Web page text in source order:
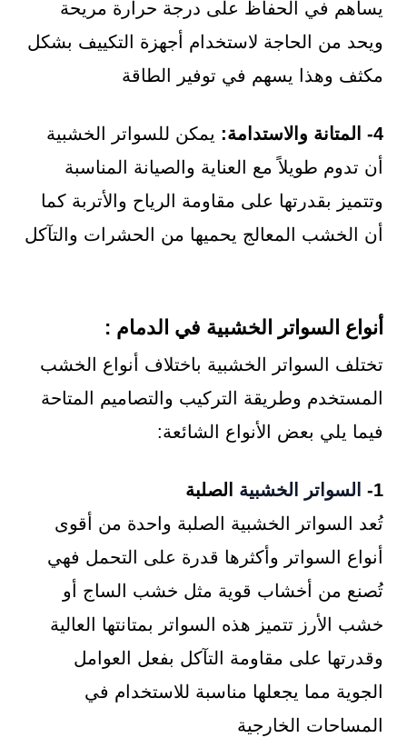
يساهم في الحفاظ على درجة حرارة مريحة
ويحد من الحاجة لاستخدام أجهزة التكييف بشكل
مكثف وهذا يسهم في توفير الطاقة
4- المتانة والاستدامة:
يمكن للسواتر الخشبية
أن تدوم طويلاً مع العناية والصيانة المناسبة
وتتميز بقدرتها على مقاومة الرياح والأتربة كما
أن الخشب المعالج يحميها من الحشرات والتآكل
أنواع السواتر الخشبية في الدمام :
تختلف السواتر الخشبية باختلاف أنواع الخشب
المستخدم وطريقة التركيب والتصاميم المتاحة
فيما يلي بعض الأنواع الشائعة:
1- السواتر الخشبية الصلبة
تُعد السواتر الخشبية الصلبة واحدة من أقوى
أنواع السواتر وأكثرها قدرة على التحمل فهي
تُصنع من أخشاب قوية مثل خشب الساج أو
خشب الأرز تتميز هذه السواتر بمتانتها العالية
وقدرتها على مقاومة التآكل بفعل العوامل
الجوية مما يجعلها مناسبة للاستخدام في
المساحات الخارجية